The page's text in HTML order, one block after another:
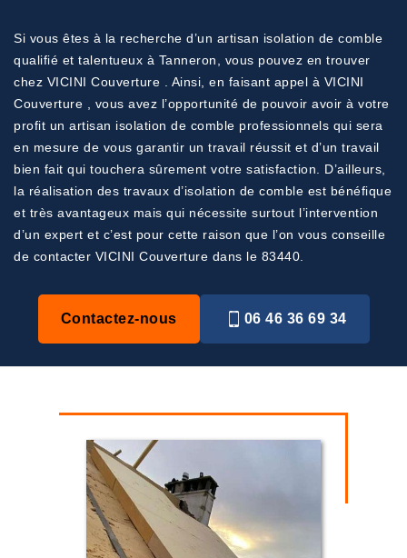
Si vous êtes à la recherche d’un artisan isolation de comble
qualifié et talentueux à Tanneron, vous pouvez en trouver
chez VICINI Couverture . Ainsi, en faisant appel à VICINI
Couverture , vous avez l’opportunité de pouvoir avoir à votre
profit un artisan isolation de comble professionnels qui sera
en mesure de vous garantir un travail réussit et d’un travail
bien fait qui touchera sûrement votre satisfaction. D’ailleurs,
la réalisation des travaux d’isolation de comble est bénéfique
et très avantageux mais qui nécessite surtout l’intervention
d’un expert et c’est pour cette raison que l’on vous conseille
de contacter VICINI Couverture dans le 83440.
Contactez-nous 06 46 36 69 34